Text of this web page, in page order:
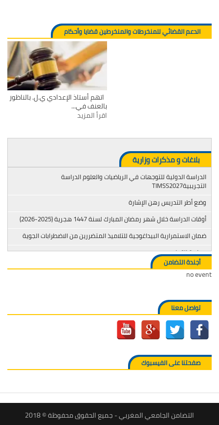
الدعم القضائي للمنخرطات والمنخرطين قضايا وأحكام
اتهم أستاذ الإعدادي ي.ل. بالناظور
بالعنف في...
اقرأ المزيد
بلاغات و مذكرات وزارية
الدراسة الدولية للتوجهات في الرياضيات والعلوم الدراسة
التجريبيةTIMSS2027
وضع أطر التدريس رهن الإشارة
أوقات الدراسة خلال شهر رمضان المبارك لسنة 1447 هجرية (2025-2026)
ضمان الاستمرارية البيداغوجية للتلاميذ المتضررين من الاضطرابات الجوية
محاربة التدخين
أجندة التضامن
no event
تواصل معنا
صفحتنا على الفيسبوك
التضامن الجامعي المغربي - جميع الحقوق محفوظة © 2018